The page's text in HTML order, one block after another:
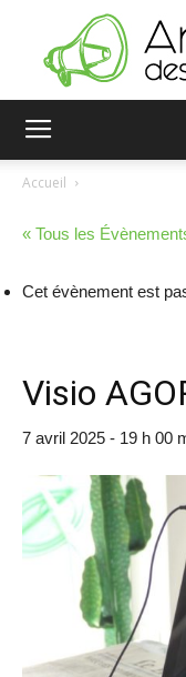
Accueil
« Tous les
Cet évènement est
Visio
7 avril 2025 - 19 h 00